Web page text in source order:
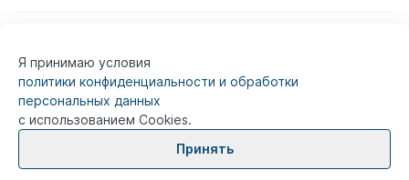
Информация на сайте предназначена для
предназначенной для публичного ознакомления
потребителей.
Я принимаю условия
политики конфиденциальности и обработки
персональных данных
с использованием Cookies.
Принять